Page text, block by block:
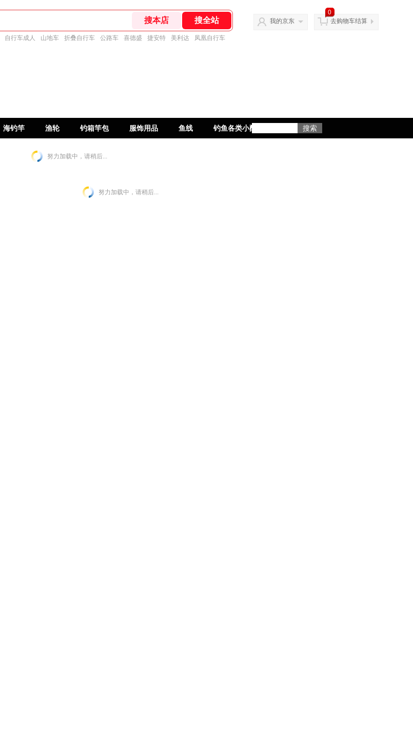
自行车成人 山地车 折叠自行车 公路车 喜德盛 捷安特 美利达 凤凰自行车
我的京东
0
去购物车结算
海钓竿 渔轮 钓箱竿包 服饰用品 鱼线 钓鱼各类小配件
努力加载中，请稍后...
努力加载中，请稍后...